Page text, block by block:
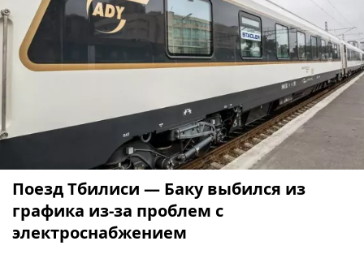
Поезд Тбилиси — Баку выбился из
графика из-за проблем с
электроснабжением